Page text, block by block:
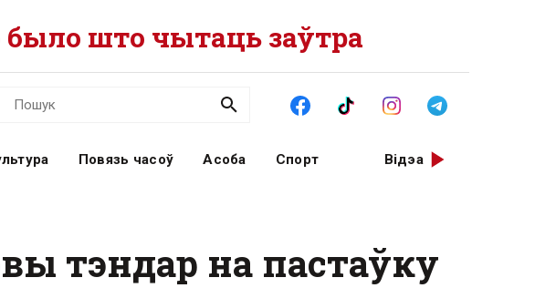
было што чытаць заўтра
Повязь часоў Асоба Спорт Відэа
тэндар на пастаўку